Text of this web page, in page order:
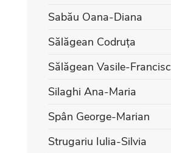
Sabău Oana-Diana
Sălăgean Codruța
Sălăgean Vasile-Francisc
Silaghi Ana-Maria
Spân George-Marian
Strugariu Iulia-Silvia